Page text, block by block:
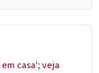
casa'; veja